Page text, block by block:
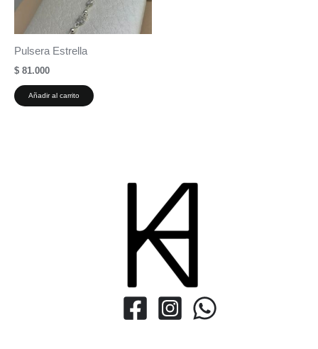
Pulsera Estrella
$ 81.000
Añadir al carrito